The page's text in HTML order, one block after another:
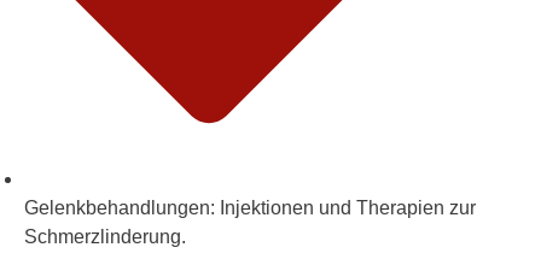
Gelenkbehandlungen: Injektionen und Therapien zur
Schmerzlinderung.